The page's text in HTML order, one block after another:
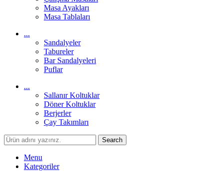
Masa Ayakları
Masa Tablaları
...
Sandalyeler
Tabureler
Bar Sandalyeleri
Puflar
...
Sallanır Koltuklar
Döner Koltuklar
Berjerler
Çay Takımları
Search
Menu
Kategoriler